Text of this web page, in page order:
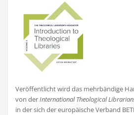
Veröffentlicht wird das mehrbändige
von derInternational Theological
in der sich der europäische Verband